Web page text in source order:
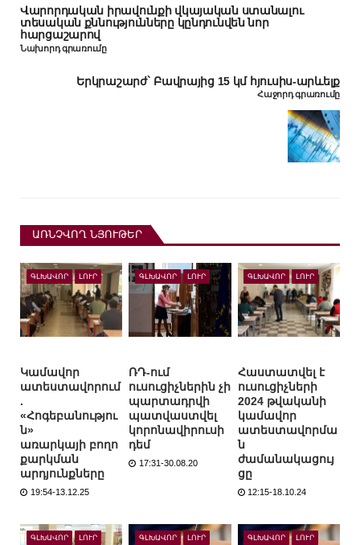
Վարորդական իրավունքի վկայական ստանալու
տեսական քննությունները կընդունվեն նոր
հարցաշարով
Նախորդ գրառումը
Երկրաշարժ` Բավրայից 15 կմ հյուսիս-արևելք
Հաջորդ գրառումը
ԱՌՆՉՎՈՂ ՆՅՈՒԹԵՐ
ԳԼԽԱՎՈՐ ԼՈՒՐ
Կամավոր
ատեստավորում
.
«Հոգեբանությու
ն»
առարկայի բողո
քարկման
արդյունքները
19:54-13.12.25
ԳԼԽԱՎՈՐ ԼՈՒՐ
ՌԴ-ում
ուսուցիչներին չի
պարտադրվի
պատվաստվել
կորոնավիրուսի
դեմ
17:31-30.08.20
ԳԼԽԱՎՈՐ ԼՈՒՐ
Հաստատվել է
ուսուցիչների
2024 թվականի
կամավոր
ատեստավորմա
ն
ժամանակացույ
ցը
12:15-18.10.24
ԳԼԽԱՎՈՐ ԼՈՒՐ ԳԼԽԱՎՈՐ ԼՈՒՐ ԳԼԽԱՎՈՐ ԼՈՒՐ